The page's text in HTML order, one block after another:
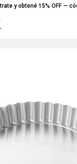
y obtené 15% OFF —